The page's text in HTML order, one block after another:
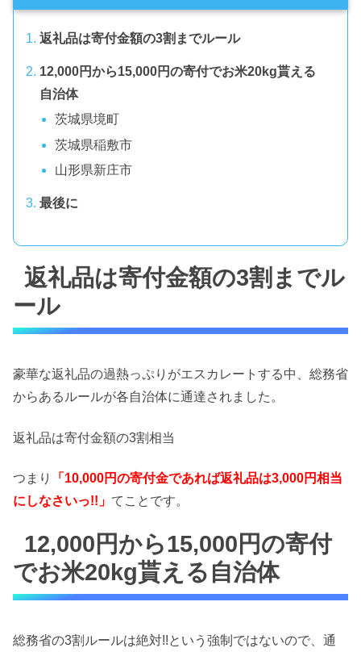
返礼品は寄付金額の3割までルール
12,000円から15,000円の寄付でお米20kg貰える
自治体
茨城県境町
茨城県稲敷市
山形県新庄市
最後に
返礼品は寄付金額の3割までル
ール
豪華な返礼品の過熱っぷりがエスカレートする中、総務省
からあるルールが各自治体に通達されました。
返礼品は寄付金額の3割相当
つまり
「10,000円の寄付金であれば返礼品は3,000円相当
にしなさいっ!!」 てことです。
12,000円から15,000円の寄付
でお米20kg貰える自治体
総務省の3割ルールは絶対!!という強制ではないので、通